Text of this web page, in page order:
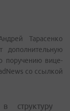
Тарасенко
дополнительную
поручению вице-
со ссылкой
структуру